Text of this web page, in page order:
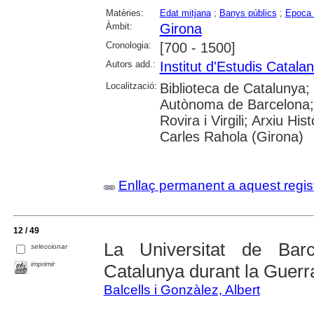
Matèries: Edat mitjana; Banys públics ;
Àmbit:
Girona
Cronologia: [700 - 1500]
Autors add.: Institut d'Estudis
Localització: Biblioteca de
Autònoma de
Rovira i Virgili; Arxiu
Carles Rahola (Girona)
Enllaç permanent a aquest
12 / 49
seleccionar
imprimir
La Universitat de
Catalunya durant la
Balcells i Gonzàlez, Albert